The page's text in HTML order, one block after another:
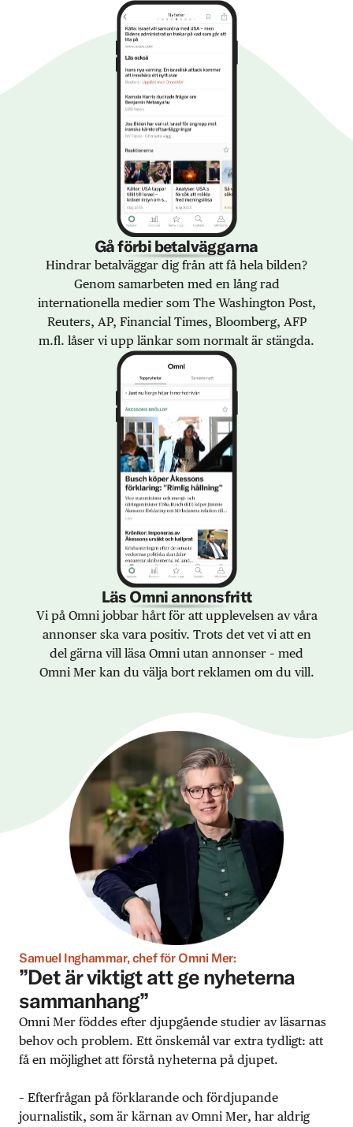
Gå förbi betalväggarna
Hindrar betalväggar dig från att få hela bilden?
Genom samarbeten med en lång rad
internationella medier som The Washington Post,
Reuters, AP, Financial Times, Bloomberg, AFP
m.fl. låser vi upp länkar som normalt är stängda.
Läs Omni annonsfritt
Vi på Omni jobbar hårt för att upplevelsen av våra
annonser ska vara positiv. Trots det vet vi att en
del gärna vill läsa Omni utan annonser – med
Omni Mer kan du välja bort reklamen om du vill.
Samuel Inghammar, chef för Omni Mer:
”Det är viktigt att ge nyheterna
sammanhang”
Omni Mer föddes efter djupgående studier av läsarnas
behov och problem. Ett önskemål var extra tydligt: att
få en möjlighet att förstå nyheterna på djupet.
– Efterfrågan på förklarande och fördjupande
journalistik, som är kärnan av Omni Mer, har aldrig